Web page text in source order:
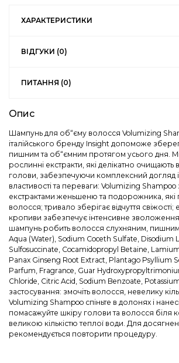
ХАРАКТЕРИСТИКИ
ВІДГУКИ (0)
ПИТАННЯ (0)
Опис
Шампунь для об“єму волосся Volumizing
італійського бренду Insight допоможе
пишним та об“ємним протягом усього дня.
рослинні екстракти, які делікатно очищають
голови, забезпечуючи комплексний догляд і
властивості та переваги: Volumizing
екстрактами женьшеню та подорожника, які
волосся; тривало зберігає відчуття свіжості;
кропиви забезпечує інтенсивне
шампунь робить волосся слухняним, пишним
Aqua (Water), Sodium Coceth Sulfate, Disodium
Sulfosuccinate, Cocamidopropyl Betaine,
Panax Ginseng Root Extract, Plantago Psyllium
Parfum, Fragrance, Guar
Chloride, Citric Acid, Sodium Benzoate,
застосування: змочіть волосся, невелику
Volumizing Shampoo спіньте в долонях і
помасажуйте шкіру голови та волосся біля
великою кількістю теплої води. Для
рекомендується повторити процедуру.